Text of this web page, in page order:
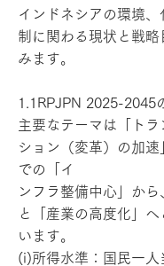
インドネシアの環境、
制に関わる現状と戦略
みます。
1.1RPJPN 2025-2045
主要なテーマは「トラ
ション（変革）の加速
での「イ
ンフラ整備中心」から
と「産業の高度化」
います。
(i)所得水準：国民一人